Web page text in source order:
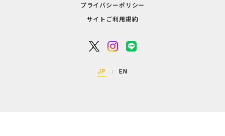
プライバシーポリシー
サイトご利用規約
JP EN